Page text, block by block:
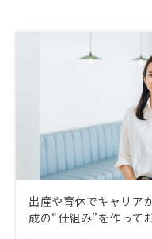
出産や育休でキャリア
成の“仕組み”を作って